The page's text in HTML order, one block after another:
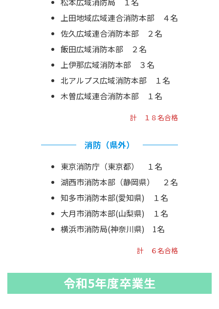
上田地域広域連合消防本部 ４名
佐久広域連合消防本部 ２名
飯田広域消防本部 ２名
上伊那広域消防本部 ３名
北アルプス広域消防本部 １名
木曽広域連合消防本部 １名
計 １８名合格
消防（県外）
東京消防庁（東京都） １名
湖西市消防本部（静岡県） ２名
知多市消防本部(愛知県) １名
大月市消防本部(山梨県) １名
横浜市消防局(神奈川県) 1名
計 ６名合格
令和5年度卒業生